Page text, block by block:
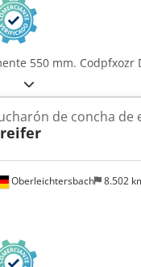
550 mm. Codpfxozr
Oberleichtersbach 8.502
de concha de